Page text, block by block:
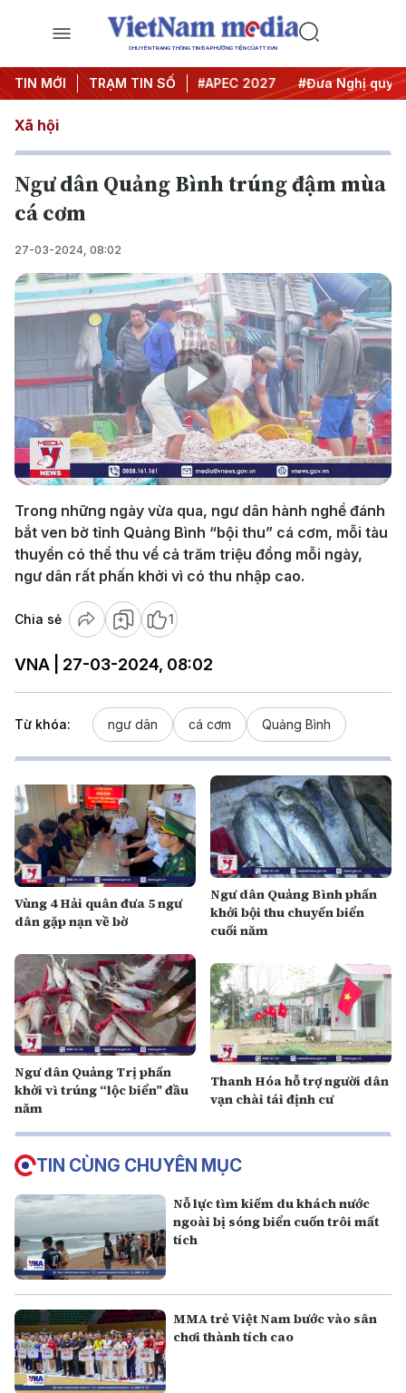
CHUYÊN TRANG THÔNG TIN ĐA PHƯƠNG TIỆN CỦA TTXVN
TIN MỚI TRẠM TIN SỐ
#Hội nghị Trung ương 3 #APEC 2027 #Đưa Nghị quyết
Xã hội
Ngư dân Quảng Bình trúng đậm mùa
cá cơm
27-03-2024, 08:02
Play
Video
Trong những ngày vừa qua, ngư dân hành nghề đánh
bắt ven bờ tỉnh Quảng Bình “bội thu” cá cơm, mỗi tàu
thuyền có thể thu vể cả trăm triệu đồng mỗi ngày,
ngư dân rất phấn khởi vì có thu nhập cao.
Chia sẻ 1
VNA | 27-03-2024, 08:02
Từ khóa: ngư dân cá cơm Quảng Bình
Vùng 4 Hải quân đưa 5 ngư
dân gặp nạn về bờ
Ngư dân Quảng Bình phấn
khởi bội thu chuyến biển
cuối năm
Ngư dân Quảng Trị phấn
khởi vì trúng “lộc biển” đầu
năm
Thanh Hóa hỗ trợ người dân
vạn chài tái định cư
TIN CÙNG CHUYÊN MỤC
Nỗ lực tìm kiếm du khách nước
ngoài bị sóng biển cuốn trôi mất
tích
MMA trẻ Việt Nam bước vào sân
chơi thành tích cao